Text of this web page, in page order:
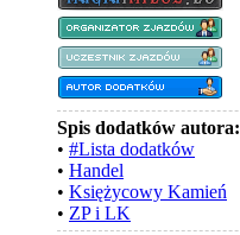
Spis dodatków autora:
• #Lista dodatków
• Handel
• Księżycowy Kamień
• ZP i LK